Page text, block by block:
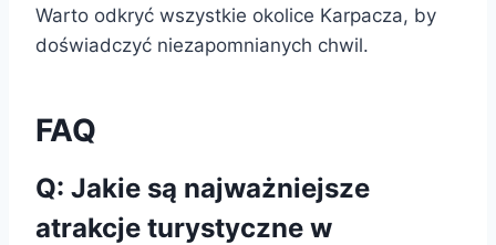
Warto odkryć wszystkie okolice Karpacza, by
doświadczyć niezapomnianych chwil.
FAQ
Q: Jakie są najważniejsze
atrakcje turystyczne w